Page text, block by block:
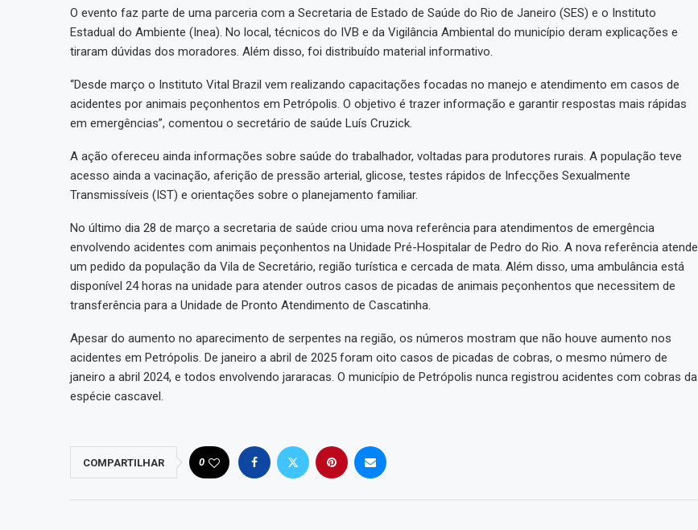
O evento faz parte de uma parceria com a Secretaria de Estado de Saúde do Rio de Janeiro (SES) e o Instituto
Estadual do Ambiente (Inea). No local, técnicos do IVB e da Vigilância Ambiental do município deram explicações e
tiraram dúvidas dos moradores. Além disso, foi distribuído material informativo.
“Desde março o Instituto Vital Brazil vem realizando capacitações focadas no manejo e atendimento em casos de
acidentes por animais peçonhentos em Petrópolis. O objetivo é trazer informação e garantir respostas mais rápidas
em emergências”, comentou o secretário de saúde Luís Cruzick.
A ação ofereceu ainda informações sobre saúde do trabalhador, voltadas para produtores rurais. A população teve
acesso ainda a vacinação, aferição de pressão arterial, glicose, testes rápidos de Infecções Sexualmente
Transmissíveis (IST) e orientações sobre o planejamento familiar.
No último dia 28 de março a secretaria de saúde criou uma nova referência para atendimentos de emergência
envolvendo acidentes com animais peçonhentos na Unidade Pré-Hospitalar de Pedro do Rio. A nova referência atende
um pedido da população da Vila de Secretário, região turística e cercada de mata. Além disso, uma ambulância está
disponível 24 horas na unidade para atender outros casos de picadas de animais peçonhentos que necessitem de
transferência para a Unidade de Pronto Atendimento de Cascatinha.
Apesar do aumento no aparecimento de serpentes na região, os números mostram que não houve aumento nos
acidentes em Petrópolis. De janeiro a abril de 2025 foram oito casos de picadas de cobras, o mesmo número de
janeiro a abril 2024, e todos envolvendo jararacas. O município de Petrópolis nunca registrou acidentes com cobras da
espécie cascavel.
COMPARTILHAR 0